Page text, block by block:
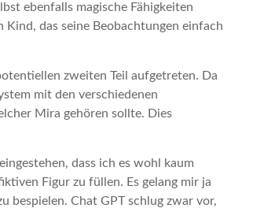
ebenfalls magische Fähigkeiten
das seine Beobachtungen einfach
zweiten Teil aufgetreten. Da
mit den verschiedenen
Mira gehören sollte. Dies
dass ich es wohl kaum
Figur zu füllen. Es gelang mir ja
bespielen. Chat GPT schlug zwar vor,